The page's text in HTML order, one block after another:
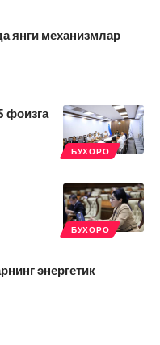
янги механизмлар
БУХОРО
фоизга
БУХОРО
энергетик